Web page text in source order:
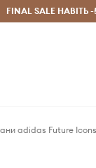
Лише
FINAL SALE НАВІТЬ
adidas Future Icons